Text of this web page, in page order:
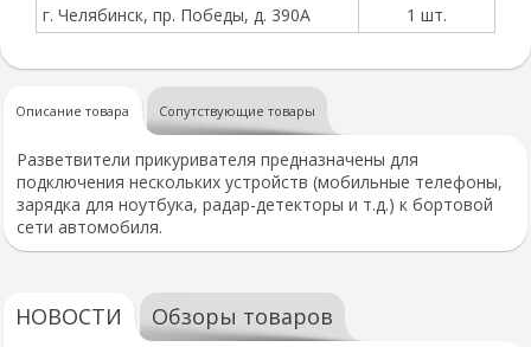
г. Челябинск, пр. Победы, д. 390А
1 шт.
Описание товара Сопутствующие товары
Разветвители прикуривателя предназначены для
подключения нескольких устройств (мобильные телефоны,
зарядка для ноутбука, радар-детекторы и т.д.) к бортовой
сети автомобиля.
НОВОСТИ Обзоры товаров